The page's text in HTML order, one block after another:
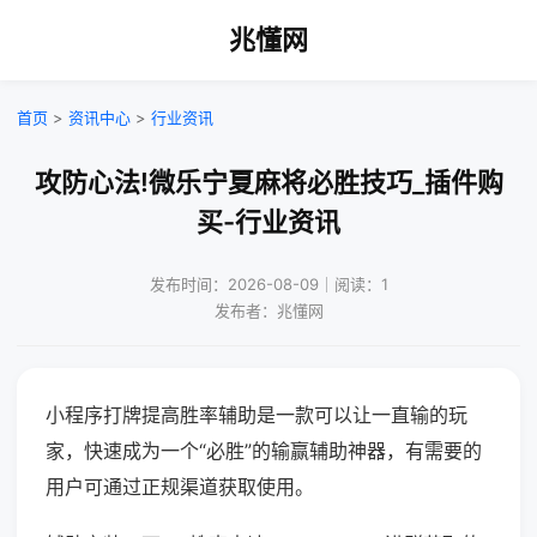
兆懂网
首页 > 资讯中心 > 行业资讯
攻防心法!微乐宁夏麻将必胜技巧_插件购
买-行业资讯
发布时间：2026-08-09｜阅读：1
发布者：兆懂网
小程序打牌提高胜率辅助是一款可以让一直输的玩
家，快速成为一个“必胜”的输赢辅助神器，有需要的
用户可通过正规渠道获取使用。